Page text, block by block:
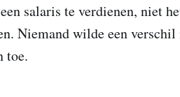
salaris te verdienen, niet
Niemand wilde een
toe.